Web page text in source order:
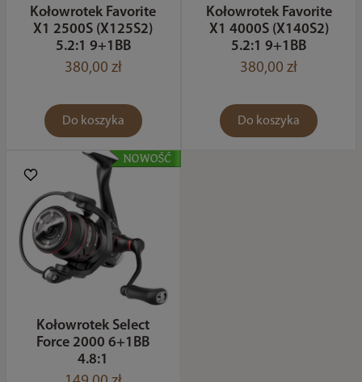
Kołowrotek Favorite
X1 2500S (X125S2)
5.2:1 9+1BB
380,00 zł
Do koszyka
Kołowrotek Favorite
X1 4000S (X140S2)
5.2:1 9+1BB
380,00 zł
Do koszyka
Kołowrotek Select
Force 2000 6+1BB
4.8:1